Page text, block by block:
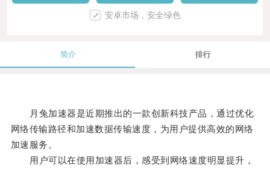
安卓市场，安全绿色
简介 排行
月兔加速器是近期推出的一款创新科技产品，通过优化
网络传输路径和加速数据传输速度，为用户提供高效的网络
加速服务。
用户可以在使用加速器后，感受到网络速度明显提升，